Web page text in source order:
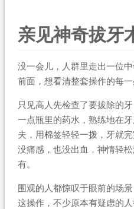
亲见神奇拔牙
没一会儿，人群里走出一位
前面，想看清整套操作的每一
只见高人先检查了要拔除的
一点瓶里的药水，熟练地在
夫，用棉签轻轻一拨，牙就
没痛感，也没出血，神情轻
有。
围观的人都惊叹于眼前的场
这操作，不少原本有疑虑的